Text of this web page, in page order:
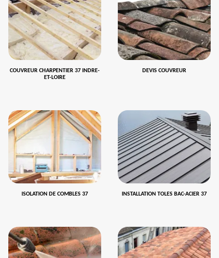
COUVREUR CHARPENTIER 37 INDRE-
ET-LOIRE
DEVIS COUVREUR
ISOLATION DE COMBLES 37 INSTALLATION TOLES BAC-ACIER 37